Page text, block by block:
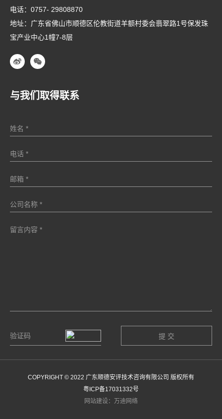
电话： 0757- 29808870
地址：广东省佛山市顺德区伦教街道羊额村委会翡翠路1号保发珠
宝产业中心1幢7-8层
与我们取得联系
COPYRIGHT © 2022 广东顺德安评技术咨询有限公司 版权所有
粤ICP备17031332号
网站建设：万迪网络